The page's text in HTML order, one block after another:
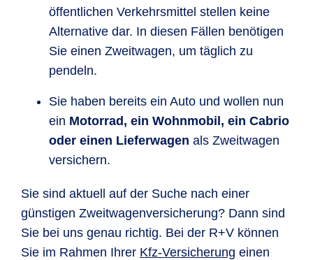
öffentlichen Verkehrsmittel stellen keine
Alternative dar. In diesen Fällen benötigen
Sie einen Zweitwagen, um täglich zu
pendeln.
Sie haben bereits ein Auto und wollen nun
ein Motorrad, ein Wohnmobil, ein Cabrio
oder einen Lieferwagen als Zweitwagen
versichern.
Sie sind aktuell auf der Suche nach einer
günstigen Zweitwagenversicherung? Dann sind
Sie bei uns genau richtig. Bei der R+V können
Sie im Rahmen Ihrer Kfz-Versicherung einen